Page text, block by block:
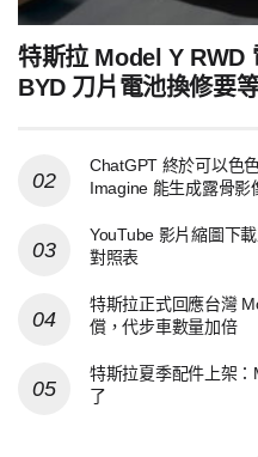
特斯拉 Model Y RWD
BYD 刀片電池換修要
ChatGPT 終於可以色
Imagine 能生成露骨影
YouTube 影片縮圖下
對照表
特斯拉正式回應台灣
償，代步車數量加倍
特斯拉夏季配件上架
了